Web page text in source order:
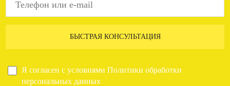
БЫСТРАЯ КОНСУЛЬТАЦИЯ
Я согласен с условиями Политики обработки
персональных данных